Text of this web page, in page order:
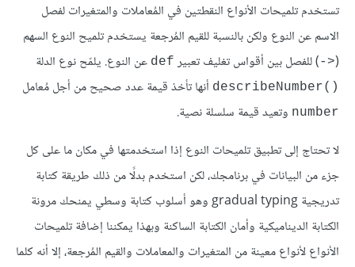
تستخدم تلميحات الأنواع النقطتين في المُعاملات والمتغيرات لفصل
الاسم عن النوع ولكن بالنسبة للقيم المُرجعة يستخدم تلميح النوع السهم
(
‎->‎) للفصل بين أقواس تغليف تعبير def عن النوع. يلمّح نوع الدلة
describeNumber()‎ أنها تأخذ قيمة عدد صحيح من أجل مُعامل
number وتعيد قيمة سلسلة نصية.
لا تحتاج إلى تطبيق تلميحات النوع إذا استخدمتها في مكان ما على كل
جزء من البيانات في برنامجك، لكن استخدم بدلًا من ذلك طريقة كتابة
تدريجية gradual typing وهو أسلوب كتابة وسطي يمنحك مرونة
الكتابة الديناميكية وأمان الكتابة الساكنة وبهذا يمكننا إضافة تلميحات
الأنواع لأنواع معينة من المتغيرات والمعاملات والقيم المُرجعة، إلا أنه كلما